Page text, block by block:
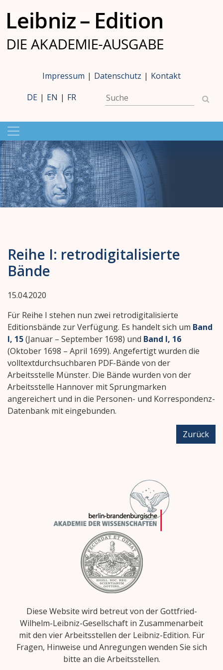
Impressum | Datenschutz | Kontakt
DE | EN | FR
Reihe I: retrodigitalisierte
Bände
15.04.2020
Für Reihe I stehen nun zwei retrodigitalisierte
Editionsbände zur Verfügung. Es handelt sich um Band
I, 15(Januar – September 1698) und Band I, 16
(Oktober 1698 – April 1699). Angefertigt wurden die
volltextdurchsuchbaren PDF-Bände von der
Arbeitsstelle Münster. Die Bände wurden von der
Arbeitsstelle Hannover mit Sprungmarken
angereichert und in die Personen- und Korrespondenz-
Datenbank mit eingebunden.
Zurück
Diese Website wird betreut von der Gottfried-
Wilhelm-Leibniz-Gesellschaft in Zusammenarbeit
mit den vier Arbeitsstellen der Leibniz-Edition. Für
Fragen, Hinweise und Anregungen wenden Sie sich
bitte an die Arbeitsstellen.